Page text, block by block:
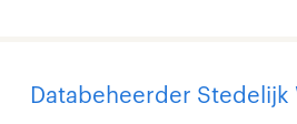
Databeheerder Stedelijk